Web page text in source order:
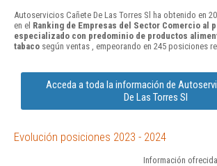
Autoservicios Cañete De Las Torres Sl ha obtenido en
en el Ranking de Empresas del Sector Comercio al
especializado con predominio de productos
tabaco según ventas , empeorando en 245 posiciones
Acceda a toda la información de
De Las Torres Sl
Evolución posiciones 2023 - 2024
Información